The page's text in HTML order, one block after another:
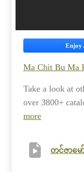
Enjoy
Ma Chit Bu Ma
Take a look at
over 3800+
more
တင်ဇာမော်